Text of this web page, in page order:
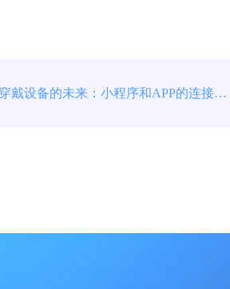
可穿戴设备的未来：小程序和APP的连接发展